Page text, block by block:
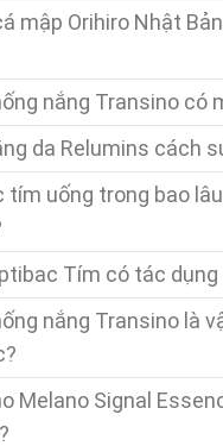
mập Orihiro Nhật
nắng Transino có
da Relumins cách
tím uống trong bao
Tím có tác dụng
nắng Transino là
Melano Signal